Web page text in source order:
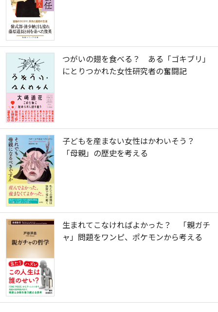
つがいの翅を食べる？ ある「ゴキブリ」
にとりつかれた女性研究者の奮闘記
子どもを産まない女性はかわいそう？
「母親」の歴史を考える
生まれてこなければよかった？ 「親ガチ
ャ」問題をワンピ、ポケモンから考える